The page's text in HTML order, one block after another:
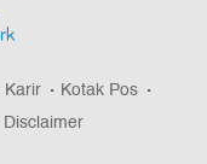
Karir
Kotak Pos
Disclaimer